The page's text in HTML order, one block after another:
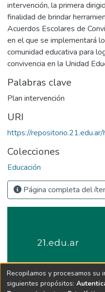
intervención, la primera
finalidad de brindar
Acuerdos Escolares de
en el que se implementará
comunidad educativa para
convivencia en la Unidad
Palabras clave
Plan intervención
URI
https://
Colecciones
Educación
Página completa del
Recopilamos y procesamos su
siguientes propósitos: